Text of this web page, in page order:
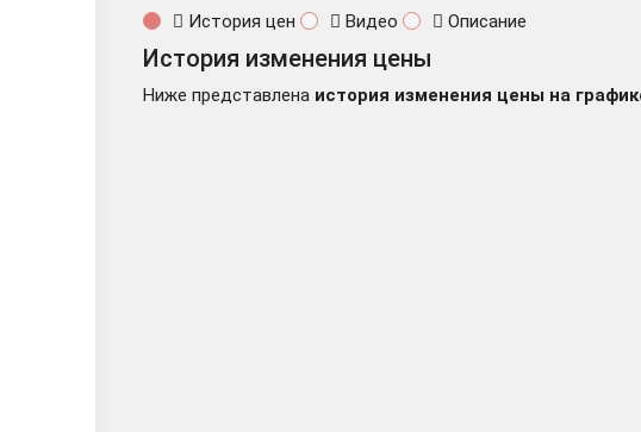
История цен Видео Описание
История изменения цены
Ниже представлена история изменения цены на